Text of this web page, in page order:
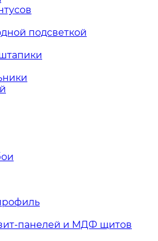
подсветкой
панелей и МДФ щитов